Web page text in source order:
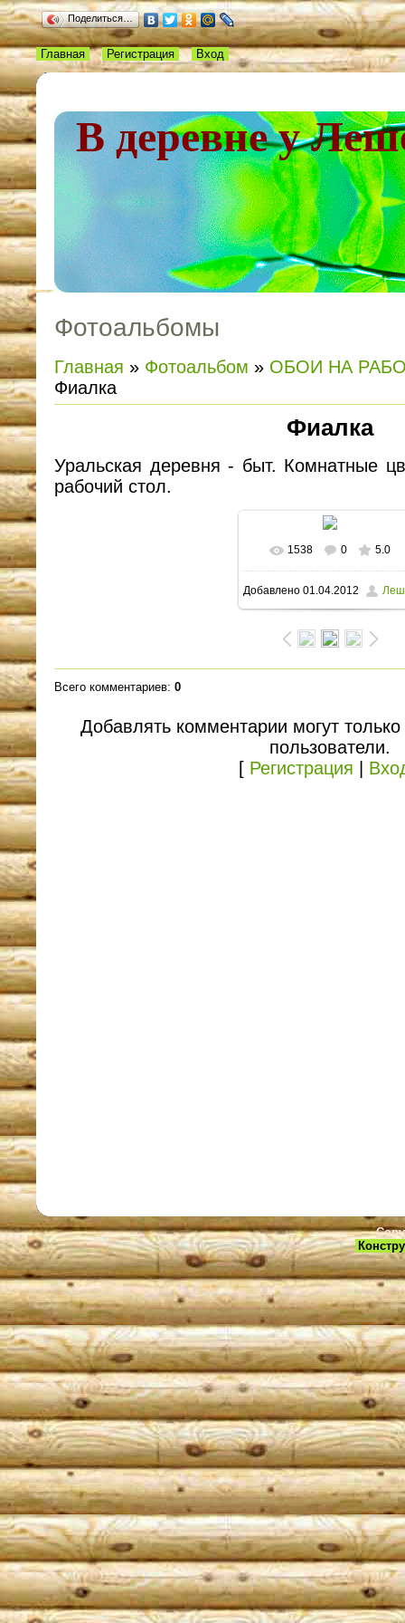
Поделиться…
В деревне у
Главная Регистрация Вход
Фотоальбомы
Главная » Фотоальбом » ОБОИ НА
Фиалка
Фиалка
Уральская деревня - быт. Комнатные
рабочий стол.
В реальном размере
1599x1191/ 231.1Kb
1538 0 5.0
Добавлено01.04.2012
Всего комментариев: 0
Добавлять комментарии могут
пользователи.
[ Регистрация